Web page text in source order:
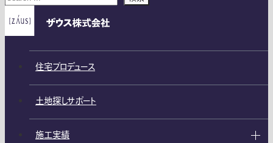
住宅プロデュース
土地探しサポート
施工実績